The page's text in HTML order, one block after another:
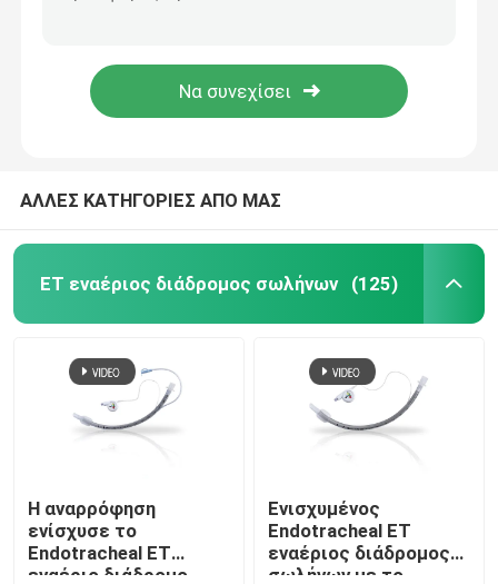
Διπλός βρογχικός σωλήνας μονάδων λούμεν
Όργανο ελέγχου πίεσης εναέριων διαδρόμων
Βρογχικός Blocker σωλήνας
Τηλεοπτικές Intubation συσκευές
ΑΛΛΕΣ ΚΑΤΗΓΟΡΙΕΣ ΑΠΟ ΜΑΣ
ET εναέριος διάδρομος σωλήνων (125)
Η αναρρόφηση
ενίσχυσε το
Endotracheal ET
εναέριο διάδρομο
Ενισχυμένος
Endotracheal ET
εναέριος διάδρομος
σωλήνων με το